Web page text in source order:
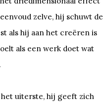
zelve, hij schuwt de
als hij aan het creëren is
als een werk doet wat
uiterste, hij geeft zich